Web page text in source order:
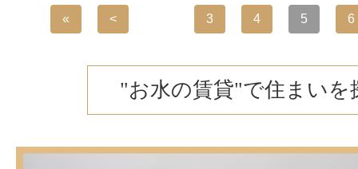
« < 3 4 5 6
"お水の賃貸"で住まいを